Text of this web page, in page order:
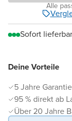
Deine Vorteile
5 Jahre Garantie
95 % direkt ab
Über 20 Jahre
Alle
Sofort lieferbar